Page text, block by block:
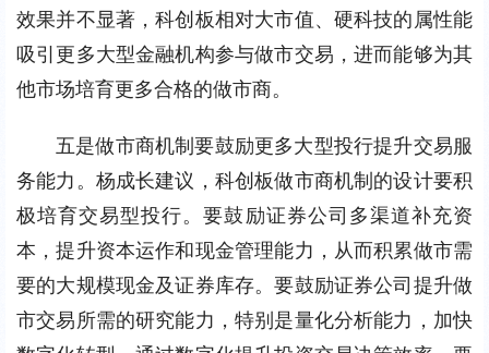
效果并不显著，科创板相对大市值、硬科技的属性能
吸引更多大型金融机构参与做市交易，进而能够为其
他市场培育更多合格的做市商。
五是做市商机制要鼓励更多大型投行提升交易服
务能力。杨成长建议，科创板做市商机制的设计要积
极培育交易型投行。要鼓励证券公司多渠道补充资
本，提升资本运作和现金管理能力，从而积累做市需
要的大规模现金及证券库存。要鼓励证券公司提升做
市交易所需的研究能力，特别是量化分析能力，加快